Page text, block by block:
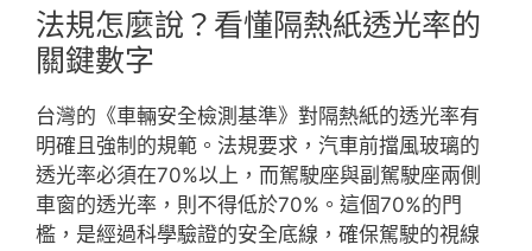
法規怎麼說？看懂隔熱紙透光率的
關鍵數字
台灣的《車輛安全檢測基準》對隔熱紙的透光率有
明確且強制的規範。法規要求，汽車前擋風玻璃的
透光率必須在70%以上，而駕駛座與副駕駛座兩側
車窗的透光率，則不得低於70%。這個70%的門
檻，是經過科學驗證的安全底線，確保駕駛的視線